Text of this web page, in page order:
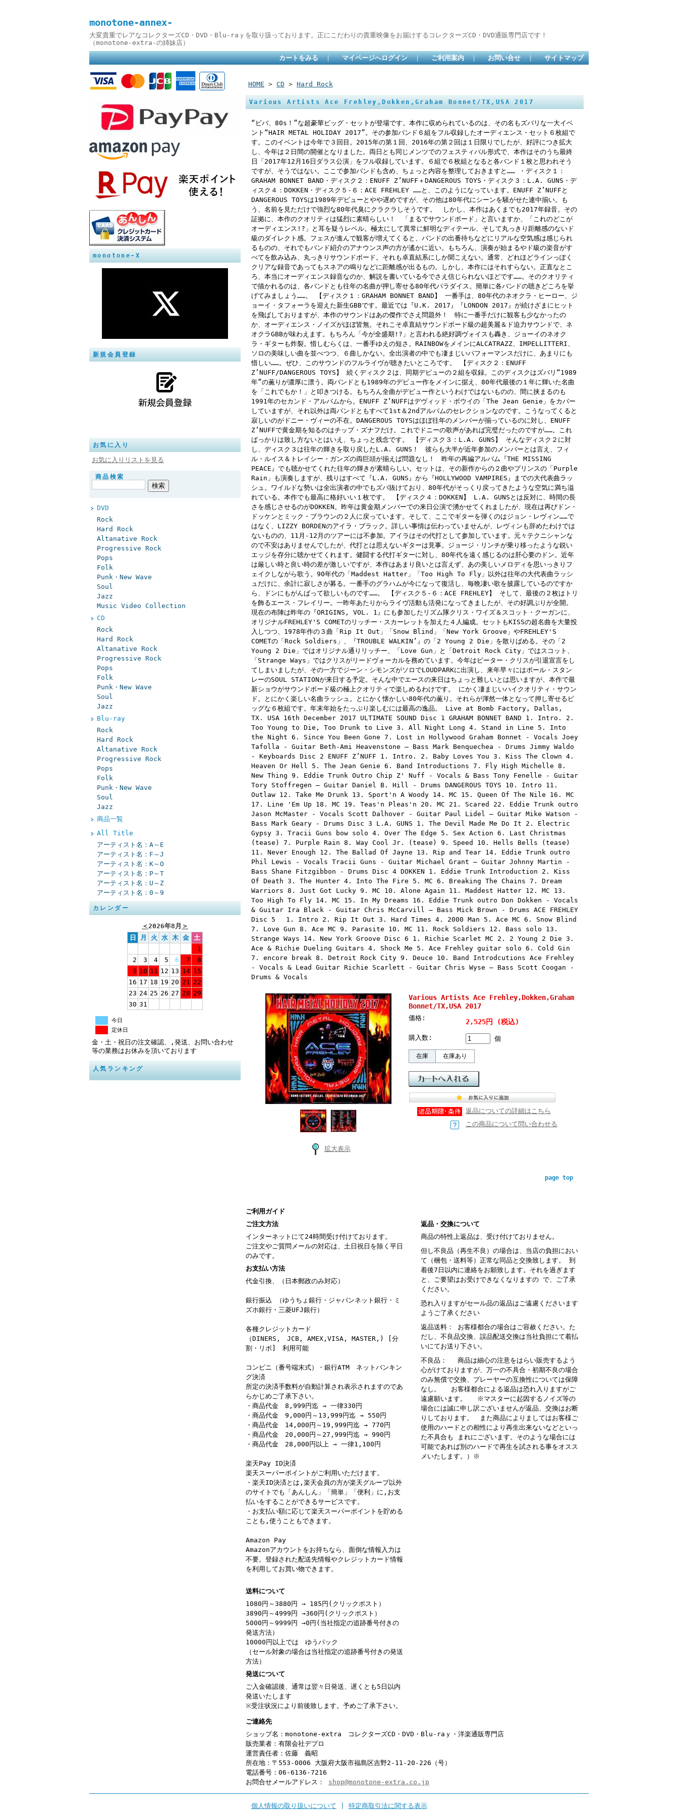
monotone-annex-
大変貴重でレアなコレクターズCD・DVD・Blu-raｙを取り扱っております。正にこだわりの貴重映像をお届けするコレクターズCD・DVD通販専門店です！
（monotone-extra-の姉妹店）
カートをみる ｜ マイページへログイン ｜ ご利用案内 ｜ お問い合せ ｜ サイトマップ
monotone-X
新規会員登録
お気に入り
お気に入りリストを見る
商品検索
DVD
Rock
Hard Rock
Altanative Rock
Progressive Rock
Pops
Folk
Punk・New Wave
Soul
Jazz
Music Video Collection
CD
Rock
Hard Rock
Altanative Rock
Progressive Rock
Pops
Folk
Punk・New Wave
Soul
Jazz
Blu-ray
Rock
Hard Rock
Altanative Rock
Progressive Rock
Pops
Folk
Punk・New Wave
Soul
Jazz
商品一覧
All Title
アーティスト名：A～E
アーティスト名：F～J
アーティスト名：K～O
アーティスト名：P～T
アーティスト名：U～Z
アーティスト名：0～9
カレンダー
＜2026年8月 ＞
日
月 火 水 木 金 土
1
2
3 4 5 6 7
8
9 10 11 12 13 14 15
16 17 18 19 20 21 22
23 24 25 26 27 28 29
30 31
今日
定休日
金・土・祝日の注文確認、,発送、お問い合わせ
等の業務はお休みを頂いております
人気ランキング
HOME > CD > Hard Rock
Various Artists Ace Frehley,Dokken,Graham Bonnet/TX,USA 2017
“ビバ、80s！”な超豪華ビッグ・セットが登場です。本作に収められているのは、その名もズバリな一大イベ
ント“HAIR METAL HOLIDAY 2017”。その参加バンド６組をフル収録したオーディエンス・セット６枚組で
す。このイベントは今年で３回目。2015年の第１回、2016年の第２回は１日限りでしたが、好評につき拡大
し、今年は２日間の開催となりました。両日とも同じメンツでのフェスティバル形式で、本作はそのうち最終
日「2017年12月16日ダラス公演」をフル収録しています。６組で６枚組となると各バンド１枚と思われそう
ですが、そうではない。ここで参加バンドも含め、ちょっと内容を整理しておきますと…… ・ディスク１：
GRAHAM BONNET BAND・ディスク２：ENUFF Z’NUFF＋DANGEROUS TOYS・ディスク３：L.A. GUNS・デ
ィスク４：DOKKEN・ディスク５-６：ACE FREHLEY ……と、このようになっています。ENUFF Z’NUFFと
DANGEROUS TOYSは1989年デビューとやや遅めですが、その他は80年代にシーンを騒がせた連中揃い。も
う、名前を見ただけで強烈な80年代臭にクラクラしそうです。 しかし、本作はあくまでも2017年録音。その
証拠に、本作のクオリティは猛烈に素晴らしい！ 「まるでサウンドボード」と言いますか、「これのどこが
オーディエンス!?」と耳を疑うレベル。極太にして異常に鮮明なディテール、そして丸っきり距離感のないド
級のダイレクト感。フェスが進んで観客が増えてくると、バンドの出番待ちなどにリアルな空気感は感じられ
るものの、それでもバンド紹介のアナウンス声の方が遙かに近い。もちろん、演奏が始まるやド級の楽音がす
べてを飲み込み、丸っきりサウンドボード。それも卓直結系にしか聞こえない。通常、どれほどラインっぽく
クリアな録音であってもスネアの鳴りなどに距離感が出るもの。しかし、本作にはそれすらない。正直なとこ
ろ、本当にオーディエンス録音なのか、解説を書いている今でさえ信じられないほどです……。そのクオリティ
で描かれるのは、各バンドとも往年の名曲が押し寄せる80年代パラダイス。簡単に各バンドの聴きどころを挙
げてみましょう……。 【ディスク１：GRAHAM BONNET BAND】 一番手は、80年代のネオクラ・ヒーロー、ジ
ョーイ・タフォーラを迎えた新生GBBです。最近では『U.K. 2017』『LONDON 2017』が続けざまにヒット
を飛ばしておりますが、本作のサウンドはあの傑作でさえ問題外！ 特に一番手だけに観客も少なかったの
か、オーディエンス・ノイズがほぼ皆無。それこそ卓直結サウンドボード級の超美麗＆ド迫力サウンドで、ネ
オクラGBBが味わえます。もちろん「今が全盛期!?」と言われる絶好調ヴォイスも轟き、ジョーイのネオク
ラ・ギターも炸裂。惜しむらくは、一番手ゆえの短さ。RAINBOWをメインにALCATRAZZ、IMPELLITTERI、
ソロの美味しい曲を並べつつ、６曲しかない。全出演者の中でも凄まじいパフォーマンスだけに、あまりにも
惜しい……。ぜひ、このサウンドのフルライヴが聴きたいところです。 【ディスク２：ENUFF
Z’NUFF/DANGEROUS TOYS】 続くディスク２は、同期デビューの２組を収録。このディスクはズバリ“1989
年”の薫りが濃厚に漂う。両バンドとも1989年のデビュー作をメインに据え、80年代最後の１年に輝いた名曲
を「これでもか！」と叩きつける。もちろん全曲がデビュー作というわけではないものの、間に挟まるのも
1991年のセカンド・アルバムから。ENUFF Z’NUFFはデヴィッド・ボウイの「The Jean Genie」をカバー
していますが、それ以外は両バンドともすべて1st＆2ndアルバムのセレクションなのです。こうなってくると
寂しいのがドニー・ヴィーの不在。DANGEROUS TOYSはほぼ往年のメンバーが揃っているのに対し、ENUFF
Z’NUFFで黄金期を知るのはチップ・ズナフだけ。これでドニーの歌声があれば完璧だったのですが……。これ
ばっかりは致し方ないとはいえ、ちょっと残念です。 【ディスク３：L.A. GUNS】 そんなディスク２に対
し、ディスク３は往年の輝きを取り戻したL.A. GUNS！ 彼らも大半が近年参加のメンバーとは言え、フィ
ル・ルイス＆トレイシー・ガンズの両巨頭が揃えば問題なし！ 昨年の再編アルバム『THE MISSING
PEACE』でも聴かせてくれた往年の輝きが素晴らしい。セットは、その新作からの２曲やプリンスの「Purple
Rain」も演奏しますが、残りはすべて『L.A. GUNS』から『HOLLYWOOD VAMPIRES』までの大代表曲ラッ
シュ。ワイルドな勢いは全出演者の中でもズバ抜けており、80年代がそっくり戻ってきたような空気に満ち溢
れている。本作でも最高に格好いい１枚です。 【ディスク４：DOKKEN】 L.A. GUNSとは反対に、時間の長
さを感じさせるのがDOKKEN。昨年は黄金期メンバーでの来日公演で湧かせてくれましたが、現在は再びドン・
ドッケンとミック・ブラウンの２人に戻っています。そして、ここでギターを弾くのはジョン・レヴィン……で
はなく、LIZZY BORDENのアイラ・ブラック。詳しい事情は伝わっていませんが、レヴィンも辞めたわけでは
ないものの、11月-12月のツアーには不参加。アイラはその代打として参加しています。元々テクニシャンな
ので不安はありませんでしたが、代打とは思えないギターは見事。ジョージ・リンチが乗り移ったような鋭い
エッジを存分に聴かせてくれます。健闘する代打ギターに対し、80年代を遠く感じるのは肝心要のドン。近年
は厳しい時と良い時の差が激しいですが、本作はあまり良いとは言えず、あの美しいメロディを思いっきりフ
ェイクしながら歌う。90年代の「Maddest Hatter」「Too High To Fly」以外は往年の大代表曲ラッシ
ュだけに、余計に寂しさが募る。一番手のグラハムが今になって復活し、毎晩凄い歌を披露しているのですか
ら、ドンにもがんばって欲しいものです……。 【ディスク５-６：ACE FREHLEY】 そして、最後の２枚はトリ
を飾るエース・フレイリー。一昨年あたりからライヴ活動も活発になってきましたが、その好調ぶりが全開。
現在の布陣は昨年の『ORIGINS, VOL. 1』にも参加したリズム隊クリス・ワイズ＆スコット・クーガンに、
オリジナルFREHLEY'S COMETのリッチー・スカーレットを加えた４人編成。セットもKISSの超名曲を大量投
入しつつ、1978年作の３曲「Rip It Out」「Snow Blind」「New York Groove」やFREHLEY'S
COMETの「Rock Soldiers」、『TROUBLE WALKIN’』の「2 Young 2 Die」を散りばめる。その「2
Young 2 Die」ではオリジナル通りリッチー、「Love Gun」と「Detroit Rock City」ではスコット、
「Strange Ways」ではクリスがリードヴォーカルを務めています。今年はピーター・クリスが引退宣言をし
てしまいましたが、その一方でジーン・シモンズがソロでLOUDPARKに出演し、来年早々にはポール・スタン
レーのSOUL STATIONが来日する予定。そんな中でエースの来日はちょっと難しいとは思いますが、本作で最
新ショウがサウンドボード級の極上クオリティで楽しめるわけです。 にかく凄まじいハイクオリティ・サウン
ド。とにかく楽しい名曲ラッシュ。とにかく懐かしい80年代の薫り。それらが渾然一体となって押し寄せるビ
ッグな６枚組です。年末年始をたっぷり楽しむには最高の逸品。 Live at Bomb Factory, Dallas,
TX. USA 16th December 2017 ULTIMATE SOUND Disc 1 GRAHAM BONNET BAND 1. Intro. 2.
Too Young to Die, Too Drunk to Live 3. All Night Long 4. Stand in Line 5. Into
the Night 6. Since You Been Gone 7. Lost in Hollywood Graham Bonnet - Vocals Joey
Tafolla - Guitar Beth-Ami Heavenstone – Bass Mark Benquechea - Drums Jimmy Waldo
- Keyboards Disc 2 ENUFF Z’NUFF 1. Intro. 2. Baby Loves You 3. Kiss The Clown 4.
Heaven Or Hell 5. The Jean Genie 6. Band Introductions 7. Fly High Michelle 8.
New Thing 9. Eddie Trunk Outro Chip Z' Nuff - Vocals & Bass Tony Fenelle - Guitar
Tory Stoffregen – Guitar Daniel B. Hill - Drums DANGEROUS TOYS 10. Intro 11.
Outlaw 12. Take Me Drunk 13. Sport'n A Woody 14. MC 15. Queen Of The Nile 16. MC
17. Line 'Em Up 18. MC 19. Teas'n Pleas'n 20. MC 21. Scared 22. Eddie Trunk outro
Jason McMaster - Vocals Scott Dalhover - Guitar Paul Lidel – Guitar Mike Watson -
Bass Mark Geary - Drums Disc 3 L.A. GUNS 1. The Devil Made Me Do It 2. Electric
Gypsy 3. Tracii Guns bow solo 4. Over The Edge 5. Sex Action 6. Last Christmas
(tease) 7. Purple Rain 8. Way Cool Jr. (tease) 9. Speed 10. Hells Bells (tease)
11. Never Enough 12. The Ballad Of Jayne 13. Rip and Tear 14. Eddie Trunk outro
Phil Lewis - Vocals Tracii Guns - Guitar Michael Grant – Guitar Johnny Martin -
Bass Shane Fitzgibbon - Drums Disc 4 DOKKEN 1. Eddie Trunk Introduction 2. Kiss
Of Death 3. The Hunter 4. Into The Fire 5. MC 6. Breaking The Chains 7. Dream
Warriors 8. Just Got Lucky 9. MC 10. Alone Again 11. Maddest Hatter 12. MC 13.
Too High To Fly 14. MC 15. In My Dreams 16. Eddie Trunk outro Don Dokken - Vocals
& Guitar Ira Black - Guitar Chris McCarvill – Bass Mick Brown - Drums ACE FREHLEY
Disc 5 1. Intro 2. Rip It Out 3. Hard Times 4. 2000 Man 5. Ace MC 6. Snow Blind
7. Love Gun 8. Ace MC 9. Parasite 10. MC 11. Rock Soldiers 12. Bass solo 13.
Strange Ways 14. New York Groove Disc 6 1. Richie Scarlet MC 2. 2 Young 2 Die 3.
Ace & Richie Dueling Guitars 4. Shock Me 5. Ace Frehley guitar solo 6. Cold Gin
7. encore break 8. Detroit Rock City 9. Deuce 10. Band Introdcutions Ace Frehley
- Vocals & Lead Guitar Richie Scarlett - Guitar Chris Wyse – Bass Scott Coogan -
Drums & Vocals
拡大表示
Various Artists Ace Frehley,Dokken,Graham
Bonnet/TX,USA 2017
価格: 2,525円 (税込)
購入数: 個
在庫 在庫あり
返品についての詳細はこちら
この商品について問い合わせる
page top
ご利用ガイド
ご注文方法
インターネットにて24時間受け付けております。
ご注文やご質問メールの対応は、土日祝日を除く平日
のみです。
お支払い方法
代金引換、（日本郵政のみ対応）
銀行振込 （ゆうちょ銀行・ジャパンネット銀行・ミ
ズホ銀行・三菱UFJ銀行）
各種クレジットカード
（DINERS, JCB, AMEX,VISA, MASTER,) [分
割・リボ] 利用可能
コンビニ（番号端末式）・銀行ATM ネットバンキン
グ決済
所定の決済手数料が自動計算され表示されますのであ
らかじめご了承下さい。
・商品代金 8,999円迄 → 一律330円
・商品代金 9,000円～13,999円迄 → 550円
・商品代金 14,000円～19,999円迄 → 770円
・商品代金 20,000円～27,999円迄 → 990円
・商品代金 28,000円以上 → 一律1,100円
楽天Pay ID決済
楽天スーパーポイントがご利用いただけます。
・楽天ID決済とは,楽天会員の方が楽天グループ以外
のサイトでも「あんしん」「簡単」「便利」に,お支
払いをすることができるサービスです。
・お支払い額に応じて楽天スーパーポイントを貯める
ことも,使うこともできます。
Amazon Pay
Amazonアカウントをお持ちなら、面倒な情報入力は
不要。登録された配送先情報やクレジットカード情報
を利用してお買い物できます。
送料について
1080円～3880円 → 185円(クリックポスト）
3890円～4999円 →360円(クリックポスト）
5000円～9999円 →0円(当社指定の追跡番号付きの
発送方法）
10000円以上では ゆうパック
（セール対象の場合は当社指定の追跡番号付きの発送
方法）
発送について
ご入金確認後、通常は翌々日発送、遅くとも5日以内
発送いたします
※受注状況により前後致します。予めご了承下さい。
返品・交換について
商品の特性上返品は、受け付けておりません。
但し不良品（再生不良）の場合は、当店の負担におい
て（梱包・送料等）正常な同品と交換致します。 到
着後7日以内に連絡をお願致します。それを過ぎます
と、ご要望はお受けできなくなりますの で、ご了承
ください。
恐れ入りますがセール品の返品はご遠慮くださいます
ようご了承ください
返品送料： お客様都合の場合はご容赦ください。た
だし、不良品交換、誤品配送交換は当社負担にて着払
いにてお送り下さい。
不良品： 商品は細心の注意をはらい販売するよう
心がけておりますが、万一の不具合・初期不良の場合
のみ無償で交換、プレーヤーの互換性については保障
なし。 お客様都合による返品は恐れ入りますがご
遠慮願います。 ※マスターに起因するノイズ等の
場合には誠に申し訳ございませんが返品、交換はお断
りしております。 また商品によりましてはお客様ご
使用のハードとの相性により再生出来ないなどといっ
た不具合も まれにございます。そのような場合には
可能であれば別のハードで再生を試される事をオスス
メいたします。）※
ご連絡先
ショップ名：monotone-extra コレクターズCD・DVD・Blu-raｙ・洋楽通販専門店
販売業者：有限会社デプロ
運営責任者：佐藤 義昭
所在地：〒553-0006 大阪府大阪市福島区吉野2-11-20-226（号）
電話番号：06-6136-7216
お問合せメールアドレス： shop@monotone-extra.co.jp
個人情報の取り扱いについて 特定商取引法に関する表示